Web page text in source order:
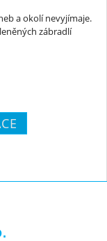
a okolí nevyjímaje.
zábradlí